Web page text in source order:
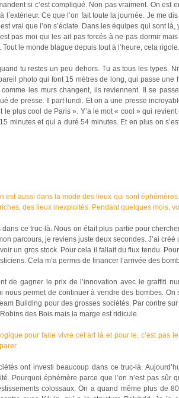
si c’est compliqué. Non pas vraiment. On est
l’extérieur. Ce que l’on fait toute la journée. Je me
vrai que l’on s’éclate. Dans les équipes qui sont
pas moi qui les ait pas forcés à ne pas dormir
le monde blague depuis tout à l’heure, cela
tu restes un peu dehors. Tu as tous les types.
photo qui font 15 mètres de long, qui passe
les murs changent, ils reviennent. Il se
de presse. Il part lundi. Et on a une presse
le plus cool de Paris ». Y’a le mot « cool » qui
minutes et qui a duré 54 minutes. Et en plus on
est aussi dans la mode des lieux qui sont
des lieux inexploités. Pendant quelques mois,
dans ce truc-là. Nous on était plus partie pour
parcours, je reviens juste deux secondes. J’ai
un gros stock. Pour cela il fallait du flux tendu.
Cela m’a permis de financer l’arrivée des
de gagner le prix de l’innovation avec le graffiti
permet de continuer à vendre des bombes. On
Building pour des grosses sociétés. Par contre
des Bois mais la marge est ridicule.
pour faire vivre cet art là et pour le, c’est pas
ont investi beaucoup dans ce truc-là.
Pourquoi éphémère parce que l’on n’est pas
colossaux. On a quand même plus de